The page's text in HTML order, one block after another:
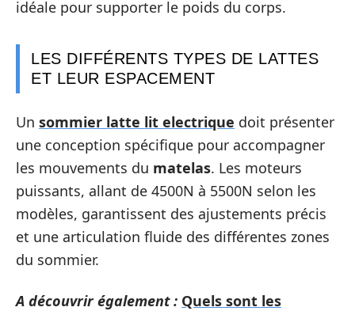
idéale pour supporter le poids du corps.
LES DIFFÉRENTS TYPES DE LATTES
ET LEUR ESPACEMENT
Un sommier latte lit electrique doit présenter
une conception spécifique pour accompagner
les mouvements du matelas. Les moteurs
puissants, allant de 4500N à 5500N selon les
modèles, garantissent des ajustements précis
et une articulation fluide des différentes zones
du sommier.
A découvrir également : Quels sont les